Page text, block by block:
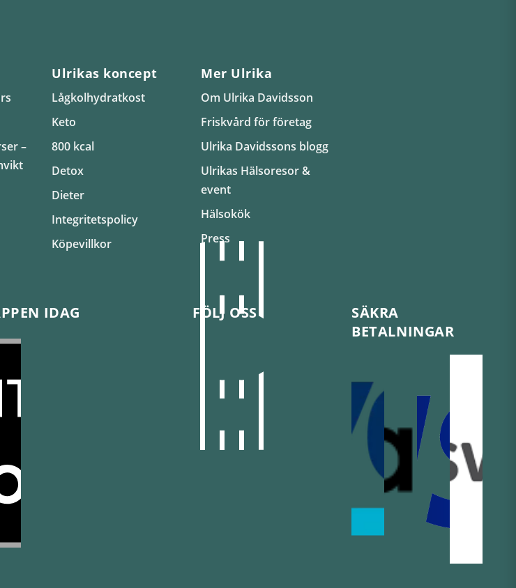
–
Ulrikas koncept
Lågkolhydratkost
Keto
800 kcal
Detox
Dieter
Integritetspolicy
Köpevillkor
Mer Ulrika
Om Ulrika Davidsson
Friskvård för företag
Ulrika Davidssons blogg
Ulrikas Hälsoresor &
event
Hälsokök
Press
IDAG FÖLJ OSS
SÄKRA
BETALNINGAR